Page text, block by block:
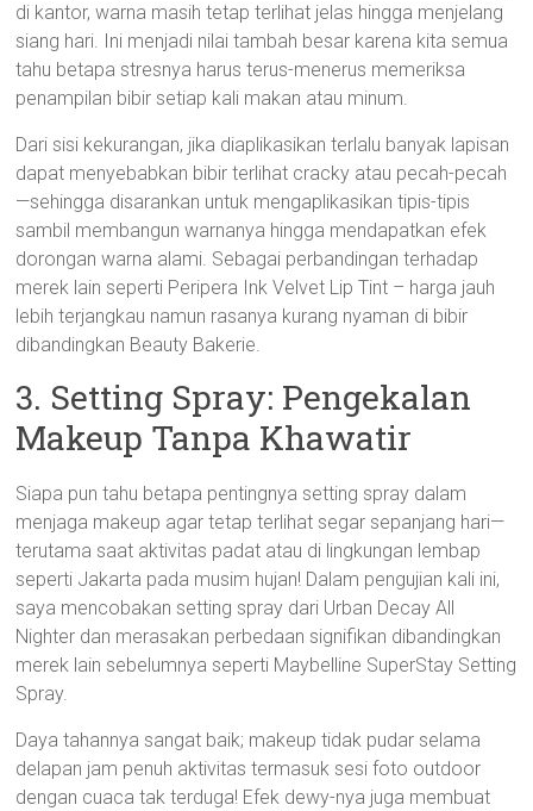
di kantor, warna masih tetap terlihat jelas hingga menjelang
siang hari. Ini menjadi nilai tambah besar karena kita semua
tahu betapa stresnya harus terus-menerus memeriksa
penampilan bibir setiap kali makan atau minum.
Dari sisi kekurangan, jika diaplikasikan terlalu banyak lapisan
dapat menyebabkan bibir terlihat cracky atau pecah-pecah
—sehingga disarankan untuk mengaplikasikan tipis-tipis
sambil membangun warnanya hingga mendapatkan efek
dorongan warna alami. Sebagai perbandingan terhadap
merek lain seperti Peripera Ink Velvet Lip Tint – harga jauh
lebih terjangkau namun rasanya kurang nyaman di bibir
dibandingkan Beauty Bakerie.
3. Setting Spray: Pengekalan
Makeup Tanpa Khawatir
Siapa pun tahu betapa pentingnya setting spray dalam
menjaga makeup agar tetap terlihat segar sepanjang hari—
terutama saat aktivitas padat atau di lingkungan lembap
seperti Jakarta pada musim hujan! Dalam pengujian kali ini,
saya mencobakan setting spray dari Urban Decay All
Nighter dan merasakan perbedaan signifikan dibandingkan
merek lain sebelumnya seperti Maybelline SuperStay Setting
Spray.
Daya tahannya sangat baik; makeup tidak pudar selama
delapan jam penuh aktivitas termasuk sesi foto outdoor
dengan cuaca tak terduga! Efek dewy-nya juga membuat